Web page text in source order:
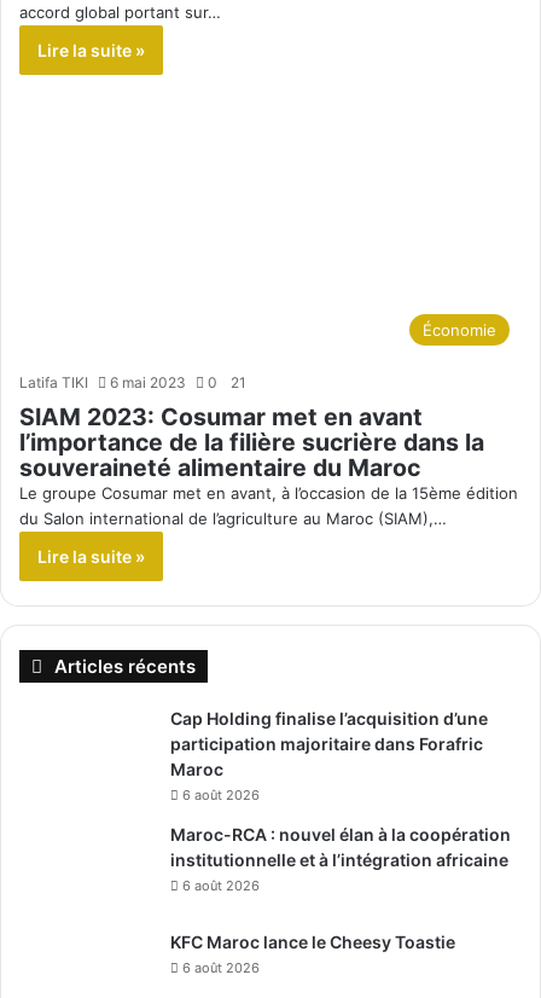
accord global portant sur…
Lire la suite »
Économie
Latifa TIKI 6 mai 2023 0 21
SIAM 2023: Cosumar met en avant
l’importance de la filière sucrière dans la
souveraineté alimentaire du Maroc
Le groupe Cosumar met en avant, à l’occasion de la 15ème édition
du Salon international de l’agriculture au Maroc (SIAM),…
Lire la suite »
Articles récents
Cap Holding finalise l’acquisition d’une
participation majoritaire dans Forafric
Maroc
6 août 2026
Maroc-RCA : nouvel élan à la coopération
institutionnelle et à l’intégration africaine
6 août 2026
KFC Maroc lance le Cheesy Toastie
6 août 2026